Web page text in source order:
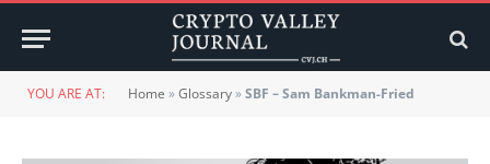
YOU ARE AT: Home »Glossary»SBF – Sam Bankman-Fried